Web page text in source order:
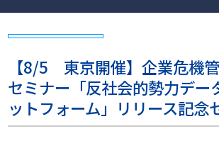
【8/5 東京開催】企業危機
セミナー「反社会的勢力デー
ットフォーム」リリース記念